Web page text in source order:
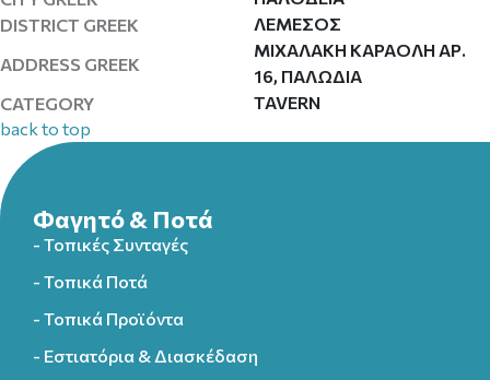
DISTRICT GREEK
ΛΕΜΕΣΟΣ
ADDRESS GREEK
ΜΙΧΑΛΑΚΗ ΚΑΡΑΟΛΗ ΑΡ.
16, ΠΑΛΩΔΙΑ
CATEGORY
TAVERN
back to top
Φαγητό & Ποτά
- Τοπικές Συνταγές
- Τοπικά Ποτά
- Τοπικά Προϊόντα
- Εστιατόρια & Διασκέδαση